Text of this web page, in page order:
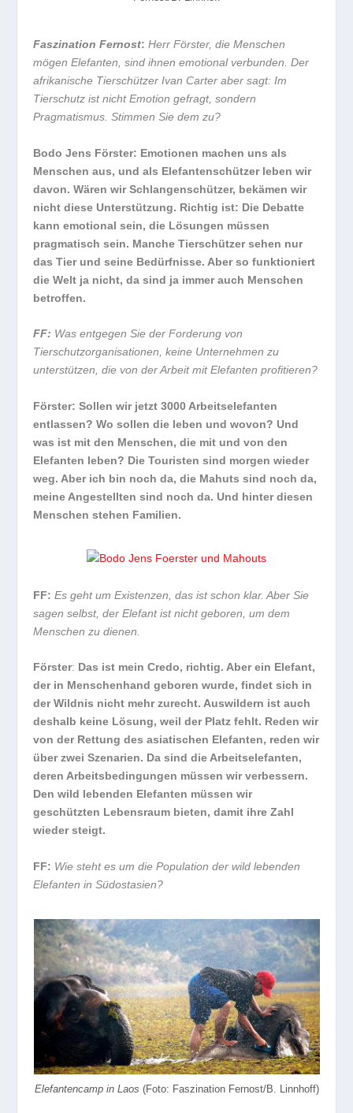
Faszination Fernost:Herr Förster, die Menschen
mögen Elefanten, sind ihnen emotional verbunden. Der
afrikanische Tierschützer Ivan Carter aber sagt: Im
Tierschutz ist nicht Emotion gefragt, sondern
Pragmatismus. Stimmen Sie dem zu?
Bodo Jens Förster: Emotionen machen uns als
Menschen aus, und als Elefantenschützer leben wir
davon. Wären wir Schlangenschützer, bekämen wir
nicht diese Unterstützung. Richtig ist: Die Debatte
kann emotional sein, die Lösungen müssen
pragmatisch sein. Manche Tierschützer sehen nur
das Tier und seine Bedürfnisse. Aber so funktioniert
die Welt ja nicht, da sind ja immer auch Menschen
betroffen.
FF: Was entgegen Sie der Forderung von
Tierschutzorganisationen, keine Unternehmen zu
unterstützen, die von der Arbeit mit Elefanten profitieren?
Förster: Sollen wir jetzt 3000 Arbeitselefanten
entlassen? Wo sollen die leben und wovon? Und
was ist mit den Menschen, die mit und von den
Elefanten leben? Die Touristen sind morgen wieder
weg. Aber ich bin noch da, die Mahuts sind noch da,
meine Angestellten sind noch da. Und hinter diesen
Menschen stehen Familien.
FF:Es geht um Existenzen, das ist schon klar. Aber Sie
sagen selbst, der Elefant ist nicht geboren, um dem
Menschen zu dienen.
Förster: Das ist mein Credo, richtig. Aber ein Elefant,
der in Menschenhand geboren wurde, findet sich in
der Wildnis nicht mehr zurecht. Auswildern ist auch
deshalb keine Lösung, weil der Platz fehlt. Reden wir
von der Rettung des asiatischen Elefanten, reden wir
über zwei Szenarien. Da sind die Arbeitselefanten,
deren Arbeitsbedingungen müssen wir verbessern.
Den wild lebenden Elefanten müssen wir
geschützten Lebensraum bieten, damit ihre Zahl
wieder steigt.
FF: Wie steht es um die Population der wild lebenden
Elefanten in Südostasien?
Elefantencamp in Laos (Foto: Faszination Fernost/B. Linnhoff)